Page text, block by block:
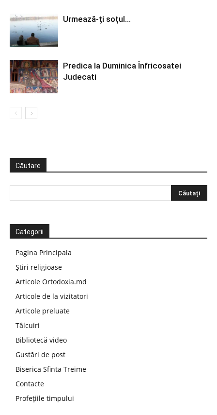
Urmează-ți soțul…
Predica la Duminica Înfricosatei
Judecati
Căutare
Categorii
Pagina Principala
Știri religioase
Articole Ortodoxia.md
Articole de la vizitatori
Articole preluate
Tâlcuiri
Bibliotecă video
Gustări de post
Biserica Sfinta Treime
Contacte
Profețiile timpului